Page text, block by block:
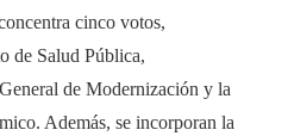
cinco votos,
de Salud Pública,
de Modernización y la
Además, se incorporan la